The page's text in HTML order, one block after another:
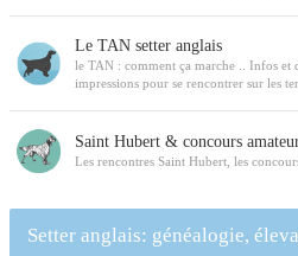
Le TAN setter anglais
le TAN : comment ça marche .. Infos et
impressions pour se rencontrer sur les
Saint Hubert & concours
Les rencontres Saint Hubert, les
Setter anglais: généalogie,